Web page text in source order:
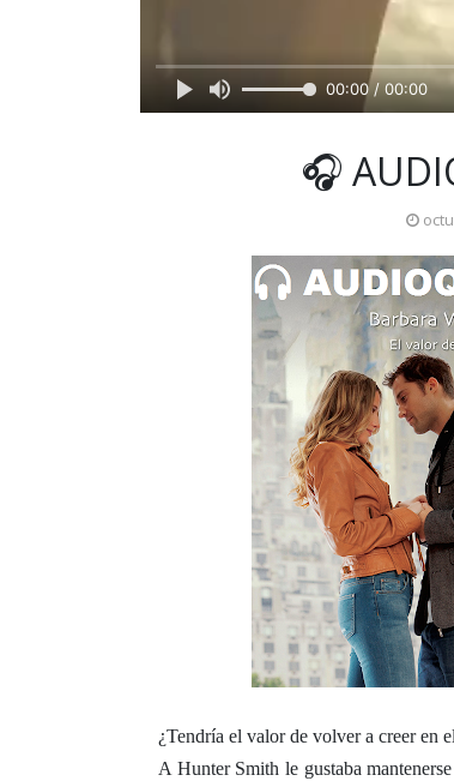
00:00 / 00:00
🎧
¿Tendría el valor de volver a creer en
A Hunter Smith le gustaba